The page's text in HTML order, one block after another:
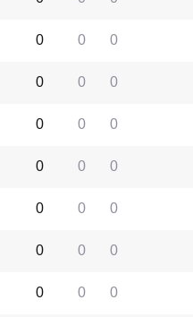
0
0
0
0
0
0
0
0
0
0
0
0
0
0
0
0
0
0
0
0
0